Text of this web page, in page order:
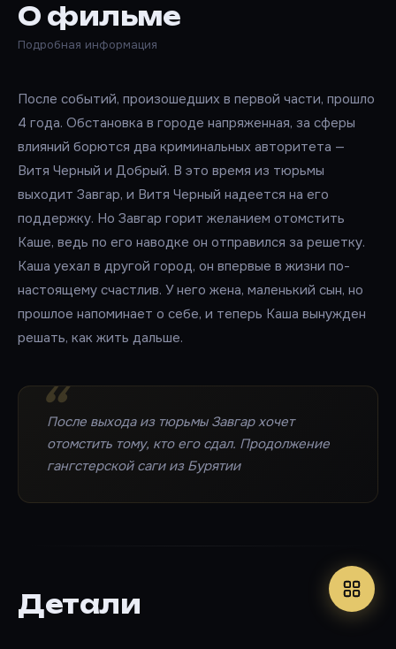
О фильме
Подробная информация
После событий, произошедших в первой части, прошло
4 года. Обстановка в городе напряженная, за сферы
влияний борются два криминальных авторитета —
Витя Черный и Добрый. В это время из тюрьмы
выходит Завгар, и Витя Черный надеется на его
поддержку. Но Завгар горит желанием отомстить
Каше, ведь по его наводке он отправился за решетку.
Каша уехал в другой город, он впервые в жизни по-
настоящему счастлив. У него жена, маленький сын, но
прошлое напоминает о себе, и теперь Каша вынужден
решать, как жить дальше.
После выхода из тюрьмы Завгар хочет
отомстить тому, кто его сдал. Продолжение
гангстерской саги из Бурятии
Детали